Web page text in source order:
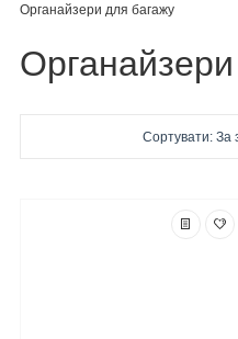
Органайзери для багажу
Сортувати: За